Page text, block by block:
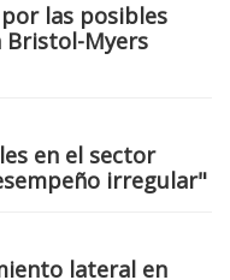
las posibles
Bristol-Myers
en el sector
irregular"
lateral en